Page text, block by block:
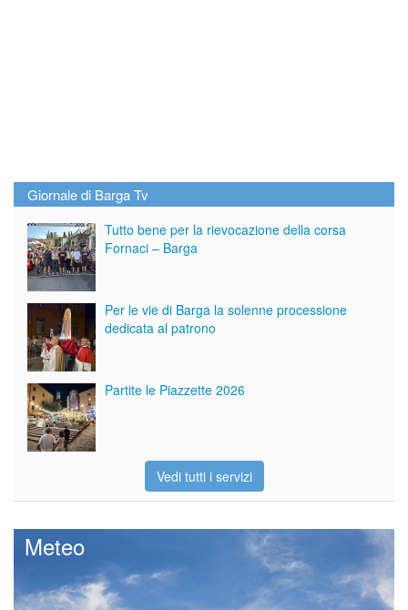
Giornale di Barga Tv
Tutto bene per la rievocazione della corsa
Fornaci – Barga
Per le vie di Barga la solenne processione
dedicata al patrono
Partite le Piazzette 2026
Vedi tutti i servizi
Meteo